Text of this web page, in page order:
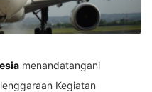
menandatangani
Kegiatan